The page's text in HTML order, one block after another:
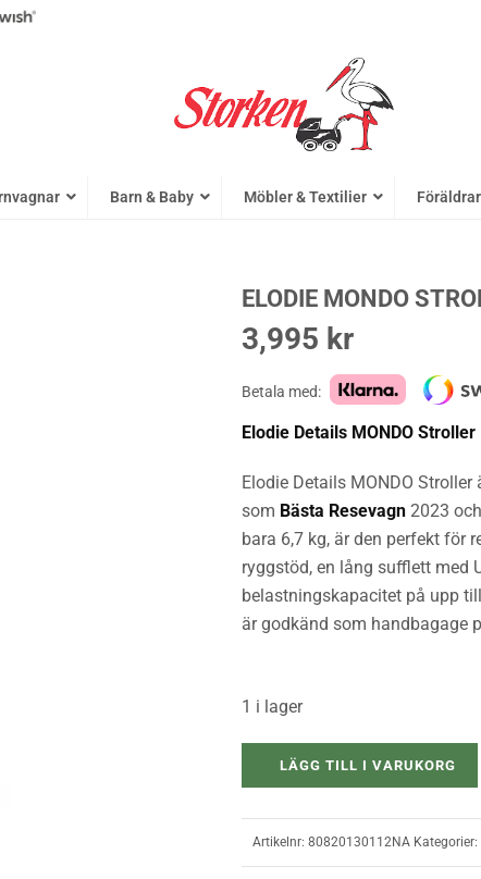
Barn & Baby Möbler & Textilier Föräldrar
ELODIE MONDO
3,995 kr
Betala med:
Elodie Details MONDO
Elodie Details MONDO
som Bästa Resevagn2023
bara 6,7 kg, är den perfekt för
ryggstöd, en lång sufflett med
belastningskapacitet på upp
är godkänd som handbagage
1 i lager
LÄGG TILL I VARUKORG
Artikelnr: 80820130112NA Kategorier: